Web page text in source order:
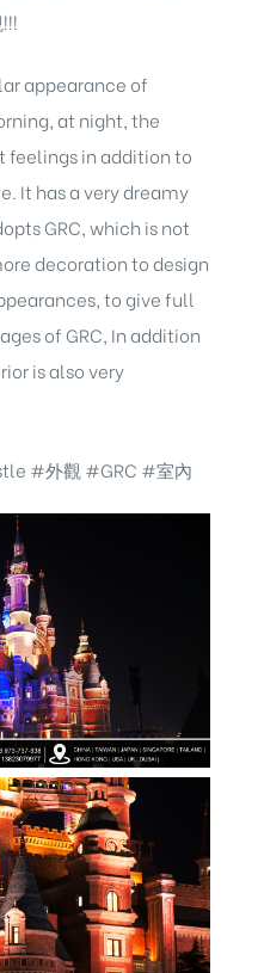
appearance of
at night, the
feelings in addition to
It has a very dreamy
GRC, which is not
decoration to design
to give full
of GRC, In addition
is also very
#外觀 #GRC #室內